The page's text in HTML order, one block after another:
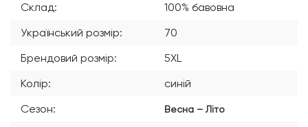
Склад:
100% бавовна
Український розмір:
70
Брендовий розмір:
5XL
Колір:
синій
Сезон:
Весна – Літо